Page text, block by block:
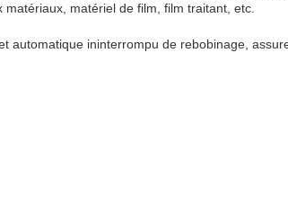
matériel de film, film traitant, etc.
ininterrompu de rebobinage,